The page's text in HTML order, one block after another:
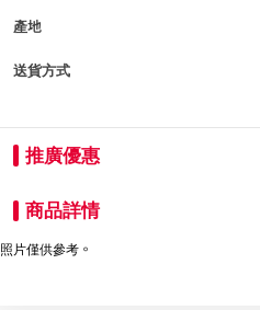
產地
送貨方式
推廣優惠
商品詳情
照片僅供參考。